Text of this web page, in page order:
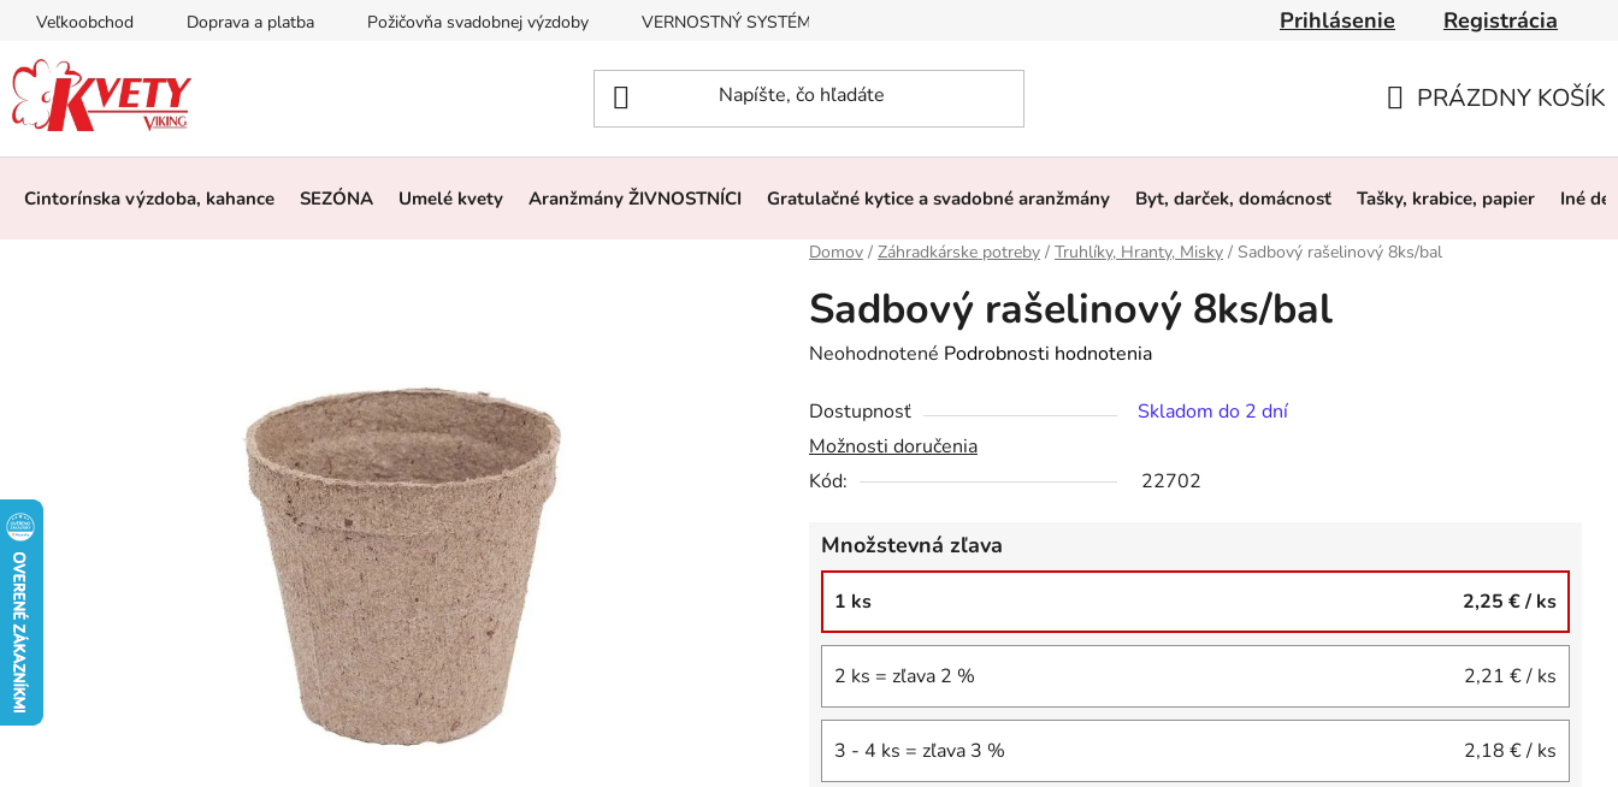
Prejsť
obsah
Veľkoobchod Doprava a platba Požičovňa svadobnej výzdoby VERNOSTNÝ SYSTÉM, ZĽAVY Obchodné podmienky Ochrana osobných údajov
Prihlásenie Registrácia
KOŠÍK
PRÁZDNY KOŠÍK
Cintorínska výzdoba, kahance SEZÓNA Umelé kvety Aranžmány ŽIVNOSTNÍCI Gratulačné kytice a svadobné aranžmány Byt, darček, domácnosť Tašky, krabice, papier Iné
Domov / Záhradkárske potreby / Truhlíky, Hranty, Misky / Sadbový rašelinový 8ks/bal
Sadbový rašelinový 8ks/bal
Priemerné
produktu
je
0,0
hviezdičiek.
Neohodnotené Podrobnosti hodnotenia
Dostupnosť
Skladom do 2 dní
Možnosti doručenia
Kód:
22702
Množstevná zľava
1 ks 2,25 €/ ks
2 ks = zľava 2 % 2,21 €/ ks
3 - 4 ks = zľava 3 % 2,18 €/ ks